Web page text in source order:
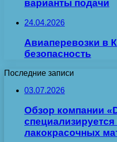
варианты подачи
24.04.2026
Авиаперевозки в
безопасность
Последние записи
03.07.2026
Обзор компании
специализируется
лакокрасочных